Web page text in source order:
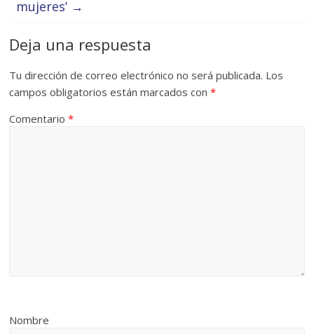
mujeres’ →
Deja una respuesta
Tu dirección de correo electrónico no será publicada. Los
campos obligatorios están marcados con*
Comentario*
Nombre